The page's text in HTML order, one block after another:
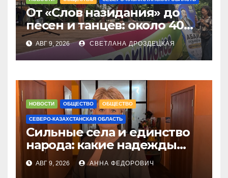
От «Слов назидания» до
песен и танцев: около 40
юных чтецов собрались на
Абай оқулары в
Петропавловске
АВГ 9, 2026 СВЕТЛАНА ДРОЗДЕЦКАЯ
НОВОСТИ ОБЩЕСТВО ОБЩЕСТВО
СЕВЕРО-КАЗАХСТАНСКАЯ ОБЛАСТЬ
Сильные села и единство
народа: какие надежды
связывают с новым
Курултаем жители СКО
АВГ 9, 2026 АННА ФЕДОРОВИЧ